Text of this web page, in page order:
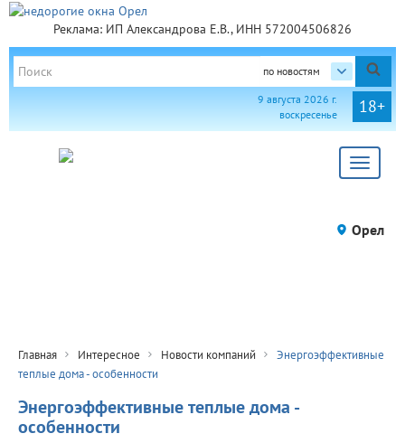
Реклама: ИП Александрова Е.В., ИНН 572004506826
по новостям
18+
9 августа 2026 г.
воскресенье
Toggle
Орел
Главная Интересное Новости компаний
Энергоэффективные
теплые дома - особенности
Энергоэффективные теплые дома -
особенности